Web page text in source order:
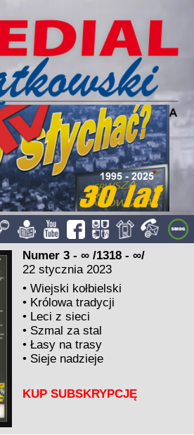
Numer 3 - ∞ /1318 - ∞/
22 stycznia 2023
•Wiejski kołbielski
• Królowa tradycji
• Leci z sieci
• Szmal za stal
•Łasy na trasy
• Sieje nadzieje
KUP SUBSKRYPCJĘ